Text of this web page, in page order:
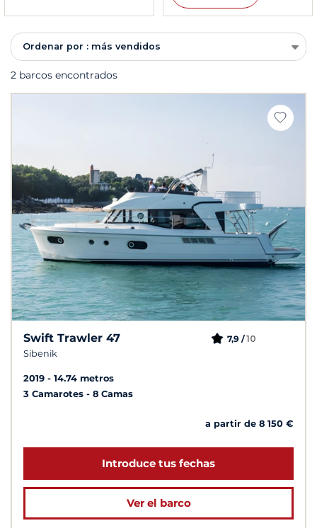
Ordenar por : más vendidos
2 barcos encontrados
Swift Trawler 47
Sibenik
7,9 /10
2019
14.74 metros
3 Camarotes
8 Camas
a partir de 8 150 €
Introduce tus fechas
Ver el barco